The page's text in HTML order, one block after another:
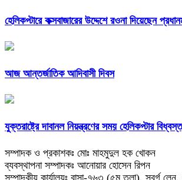
হেলিকপ্টারে কক্সবাজারের উদ্দেশে রওনা দিয়েছেন
আজ আন্তর্জাতিক আদিবাসী দিবস
যুক্তরাষ্ট্রে দাবানল নিয়ন্ত্রণের সময় হেলিকপ্টার
সম্পাদক ও প্রকাশকঃ মোঃ মাহমুদুল হক খোকন
ব্যবস্থাপনা সম্পাদকঃ আনোয়ার হোসেন রিপন
সম্পাদকীয় কার্যালয়ঃ বাসা-৭৬৩ (৫ম তলা), স্বর্গ লেন,